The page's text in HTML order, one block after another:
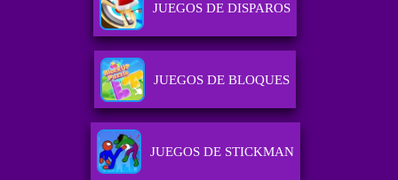
JUEGOS DE DISPAROS
JUEGOS DE BLOQUES
JUEGOS DE STICKMAN